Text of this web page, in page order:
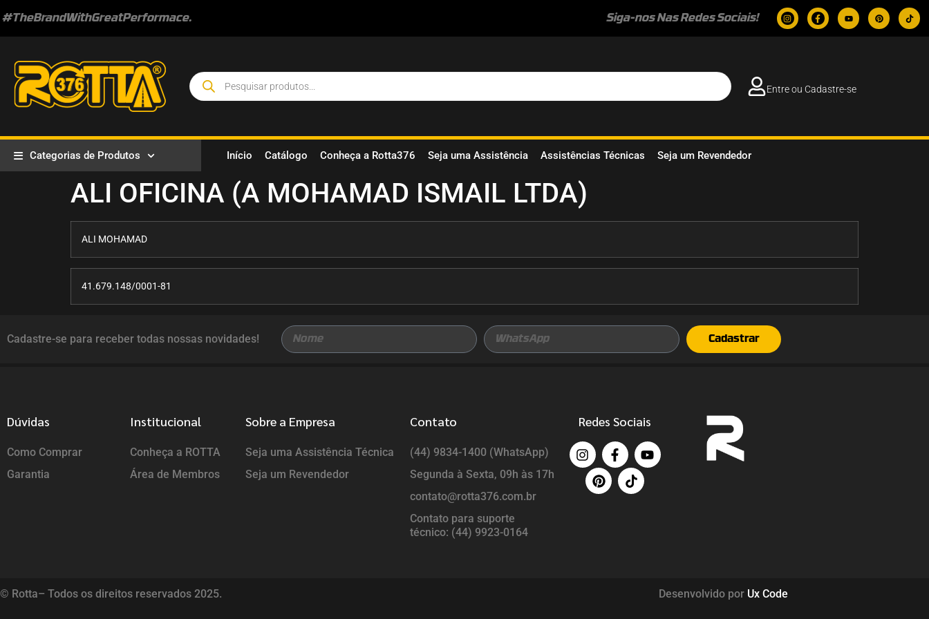
#TheBrandWithGreatPerformace. Siga-nos Nas Redes Sociais!
Entre ou Cadastre-se
Categorias de Produtos Início Catálogo Conheça a Rotta376 Seja uma Assistência Assistências Técnicas Seja um Revendedor
ALI OFICINA (A MOHAMAD ISMAIL LTDA)
ALI MOHAMAD
41.679.148/0001-81
Cadastre-se para receber todas nossas novidades! Cadastrar
Dúvidas
Como Comprar
Garantia
Institucional
Conheça a ROTTA
Área de Membros
Sobre a Empresa
Seja uma Assistência Técnica
Seja um Revendedor
Contato
(44) 9834-1400 (WhatsApp)
Segunda à Sexta, 09h às 17h
contato@rotta376.com.br
Contato para suporte
técnico: (44) 9923-0164
Redes Sociais
© Rotta– Todos os direitos reservados 2025. Desenvolvido por Ux Code